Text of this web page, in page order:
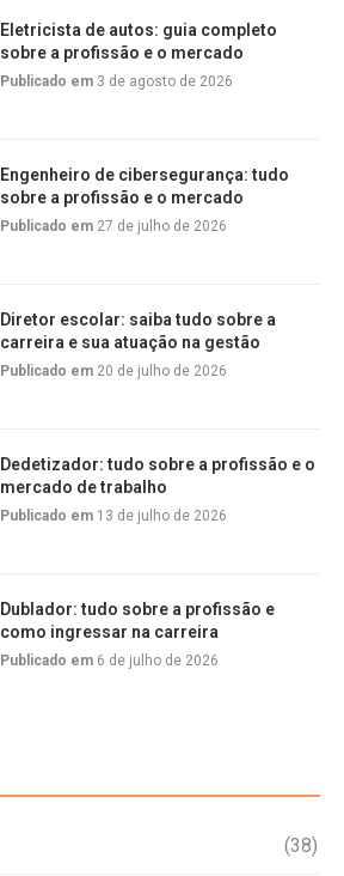
Eletricista de autos: guia completo
sobre a profissão e o mercado
Publicado em 3 de agosto de 2026
Engenheiro de cibersegurança: tudo
sobre a profissão e o mercado
Publicado em 27 de julho de 2026
Diretor escolar: saiba tudo sobre a
carreira e sua atuação na gestão
Publicado em 20 de julho de 2026
Dedetizador: tudo sobre a profissão e o
mercado de trabalho
Publicado em 13 de julho de 2026
Dublador: tudo sobre a profissão e
como ingressar na carreira
Publicado em 6 de julho de 2026
(38)